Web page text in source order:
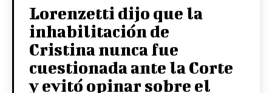
Lorenzetti dijo que la
inhabilitación de
Cristina nunca fue
cuestionada ante la Corte
y evitó opinar sobre el